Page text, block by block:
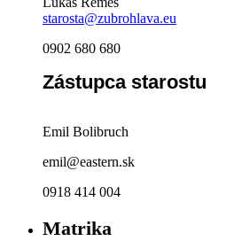
starosta@zubrohlava.eu
0902 680 680
Zástupca starostu
Emil Bolibruch
emil@eastern.sk
0918 414 004
Matrika